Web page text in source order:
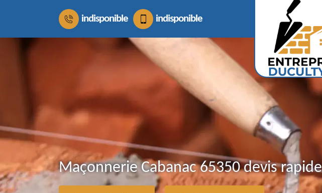
indisponible indisponible
Maçonnerie Cabanac 65350 devis